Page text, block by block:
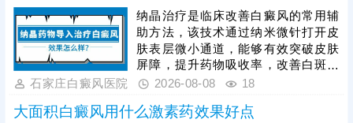
效，分析病情变化特征，适当的对治
疗方案进行调整，使治疗持续贴合病
情，循序渐进消灭白斑。
纳晶治疗是临床改善白癜风的常用辅
助方法，该技术通过纳米微针打开皮
肤表层微小通道，能够有效突破皮肤
屏障，提升药物吸收率，改善白斑部
位的微循环，纳晶治疗并非适用于所
据自身病情、肤质及白斑类型对症开
石家庄白癜风医院 2026-08-08 18
大面积白癜风用什么激素药效果好点